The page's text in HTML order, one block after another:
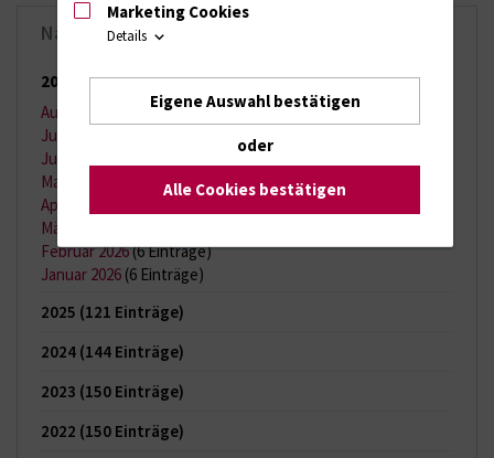
Nachrichten-Archiv
2026
(65 Einträge)
August 2026
(2 Einträge)
Juli 2026
Juni 2026
Mai 2026
(9 Einträge)
April 2026
März 2026
Februar 2026(6 Einträge)
Januar 2026 (6 Einträge)
2025 (121 Einträge)
2024 (144 Einträge)
2023 (150 Einträge)
2022 (150 Einträge)
Marketing Cookies
Details
Eigene Auswahl bestätigen
oder
Alle Cookies bestätigen